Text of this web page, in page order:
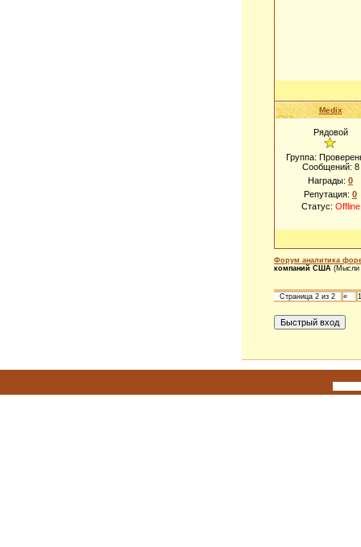
Medix
Рядовой
Группа:
Сообщений: 8
Награды: 0
Репутация: 0
Статус: Offline
Форум аналитика
компаний США (Мысли
Страница 2 из 2 « 1